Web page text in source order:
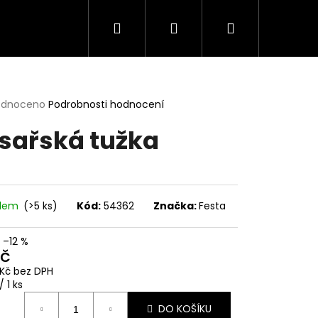
Hledat PřihlášeníNákupní
Podrobnosti hodnocení
tužka
(>5 ks) Kód: 54362 Značka:Festa
–12 %
bez DPH
1 ks
DO KOŠÍKU